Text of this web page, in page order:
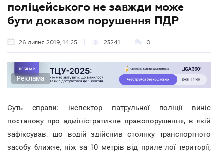
поліцейського не завжди може
бути доказом порушення ПДР
26 липня 2019, 14:25 23241 0
Реклама
Суть справи: інспектор патрульної поліції виніс
постанову про адміністративне правопорушення, в якій
зафіксував, що водій здійснив стоянку транспортного
засобу ближче, ніж за 10 метрів від прилеглої території,